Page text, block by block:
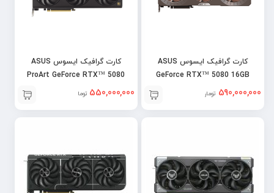
کارت گرافیک ایسوس ASUS
GeForce RTX™ 5080 16GB
GDDR7 Noctua OC590,000,000 تومان
کارت گرافیک ایسوس ASUS
ProArt GeForce RTX™ 5080
16GB GDDR7550,000,000 تومان